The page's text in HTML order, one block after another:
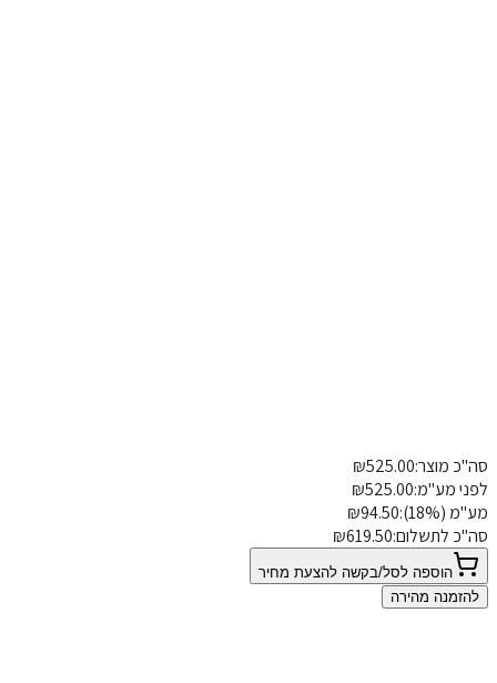
פרטי משלוח הוספת הערה מוצר: ₪525.00
מע"מ:
₪525.00
(18%):
₪94.50
לתשלום:
₪619.50
הוספה לסל/בקשה להצעת מחיר
מהירה